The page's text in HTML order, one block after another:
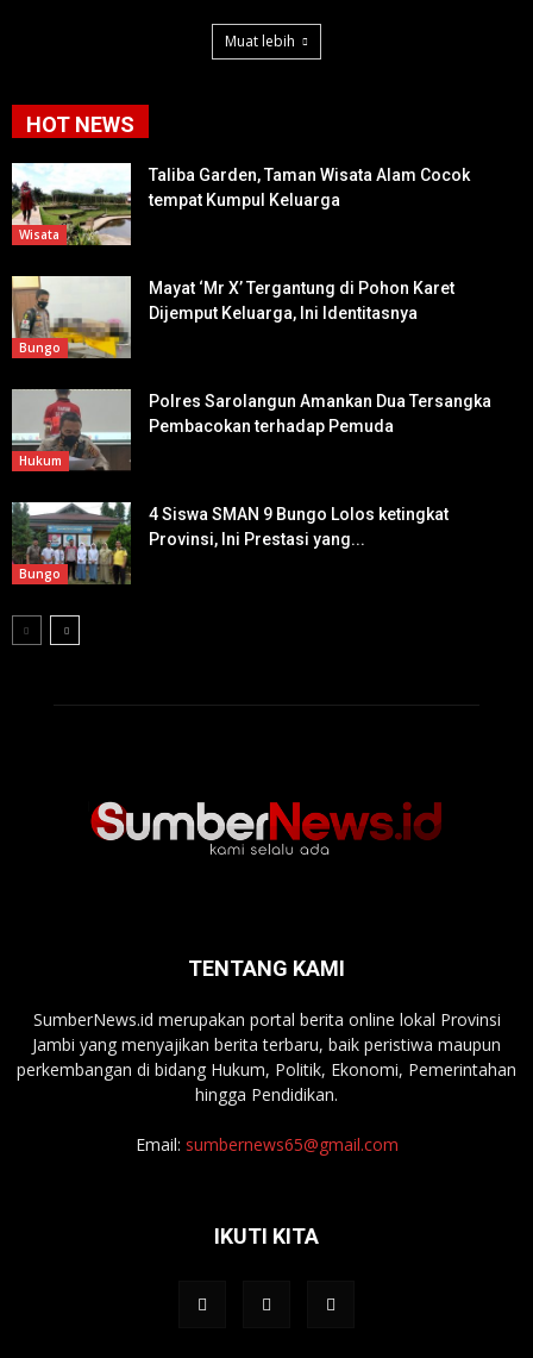
Muat lebih
HOT NEWS
Wisata
Taliba Garden, Taman Wisata Alam Cocok
tempat Kumpul Keluarga
Bungo
Mayat ‘Mr X’ Tergantung di Pohon Karet
Dijemput Keluarga, Ini Identitasnya
Hukum
Polres Sarolangun Amankan Dua Tersangka
Pembacokan terhadap Pemuda
Bungo
4 Siswa SMAN 9 Bungo Lolos ketingkat
Provinsi, Ini Prestasi yang...
TENTANG KAMI
SumberNews.id merupakan portal berita online lokal Provinsi
Jambi yang menyajikan berita terbaru, baik peristiwa maupun
perkembangan di bidang Hukum, Politik, Ekonomi, Pemerintahan
hingga Pendidikan.
Email: sumbernews65@gmail.com
IKUTI KITA